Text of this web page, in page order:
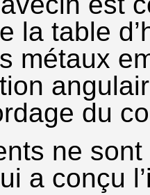
la table
métaux
du
ne
a conçu